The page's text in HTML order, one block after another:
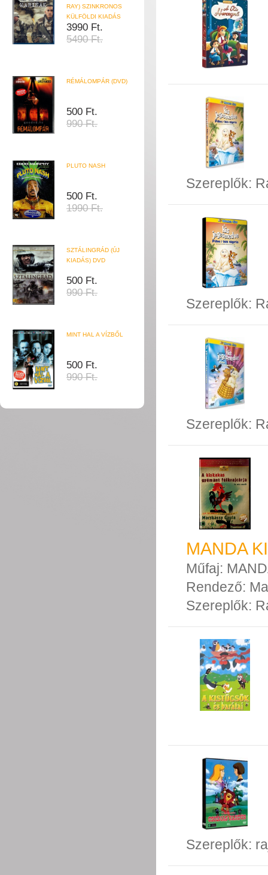
RAY) SZINKRONOS
KÜLFÖLDI KIADÁS
3990 Ft.
5490 Ft.
RÉMÁLOMPÁR (DVD)
500 Ft.
990 Ft.
PLUTO NASH
500 Ft.
1990 Ft.
SZTÁLINGRÁD (ÚJ
KIADÁS) DVD
500 Ft.
990 Ft.
MINT HAL A VÍZBŐL
500 Ft.
990 Ft.
Szereplők:
Szereplők:
Szereplők:
MANDA
Műfaj:
Rendező:
Szereplők:
Szereplők: